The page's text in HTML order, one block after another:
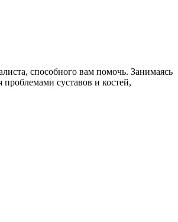
способного вам помочь. Занимаясь
суставов и костей,